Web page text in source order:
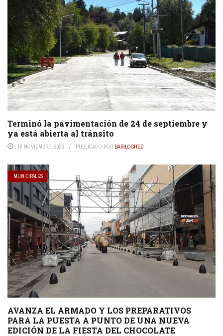
Terminó la pavimentación de 24 de septiembre y
ya está abierta al tránsito
18 NOVIEMBRE, 2023 PUBLICADO POR BARILOCHED
MUNICIPALES
AVANZA EL ARMADO Y LOS PREPARATIVOS
PARA LA PUESTA A PUNTO DE UNA NUEVA
EDICIÓN DE LA FIESTA DEL CHOCOLATE